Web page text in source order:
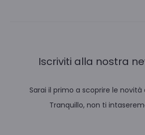
Iscriviti alla nostra
Sarai il primo a scoprire le
Tranquillo, non ti